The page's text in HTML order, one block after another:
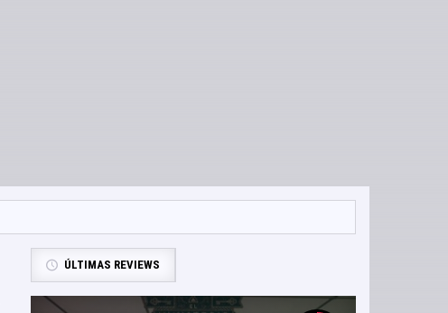
ÚLTIMAS REVIEWS